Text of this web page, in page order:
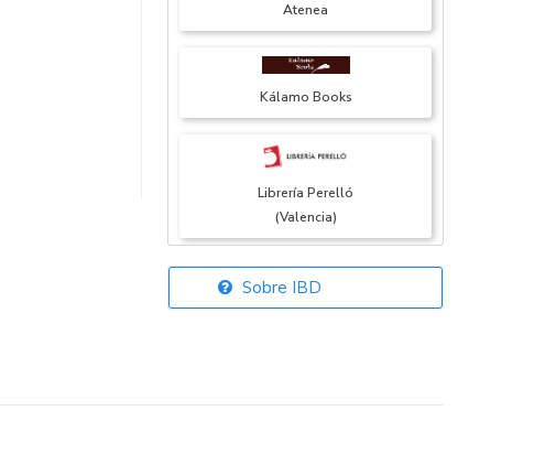
Atenea
Kálamo Books
Librería Perelló
(Valencia)
Librería Elías
Sobre IBD